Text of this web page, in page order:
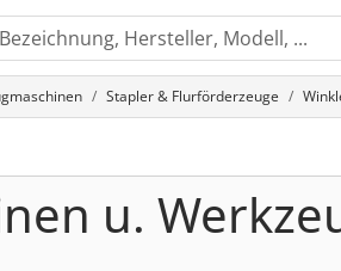
Stapler & Flurförderzeuge
u.